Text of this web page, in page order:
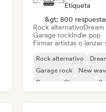
Etiqueta
&gt; 800
Rock alternativoDream
Garage rockIndie pop
Firmar artistas o lanzar
Rock alternativo
Garage rock
New
Reggae
Shoegaze